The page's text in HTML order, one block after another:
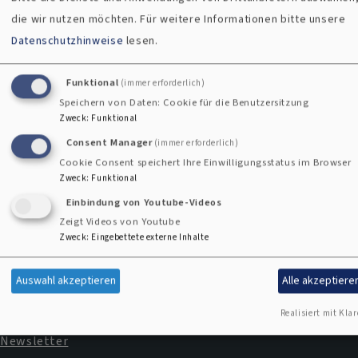
Frauenbeauftragte
Kontaktformular
Fußbereichsmenü
Impressum
Kontakt
Newsletter
die wir nutzen möchten.Für weitere Informationen bitte unsere
Datenschutzhinweise lesen.
Funktional (immer erforderlich)
Speichern von Daten: Cookie für die Benutzersitzung
Zweck: Funktional
Consent Manager (immer erforderlich)
Cookie Consent speichert Ihre Einwilligungsstatus im Browser
Zweck: Funktional
Einbindung von Youtube-Videos
Zeigt Videos von Youtube
Zweck: Eingebettete externe Inhalte
Auswahl akzeptieren Alle
Realisiert mit